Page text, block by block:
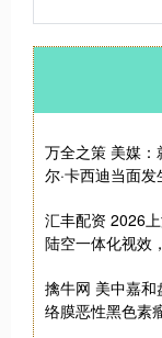
万全之策 美媒
尔·卡西迪当面
汇丰配资 2026
陆空一体化视效
擒牛网 美中嘉
络膜恶性黑色素